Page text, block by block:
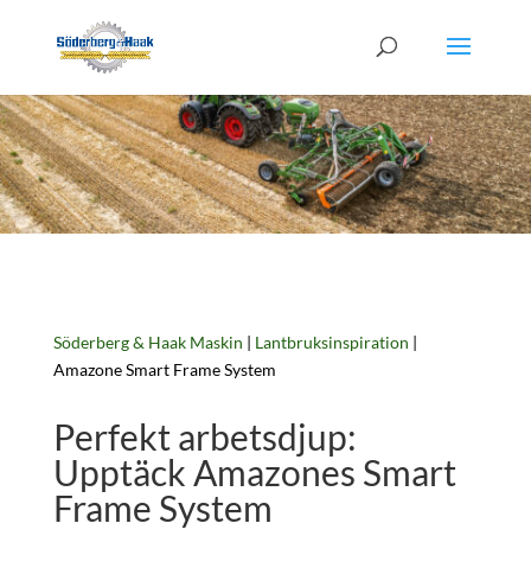
Söderberg & Haak Maskin | Lantbruksinspiration |
Amazone Smart Frame System
Perfekt arbetsdjup:
Upptäck Amazones Smart
Frame System